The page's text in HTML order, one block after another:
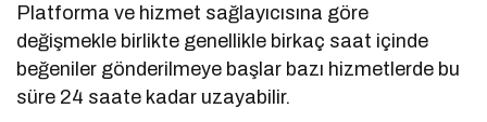
Platforma ve hizmet sağlayıcısına göre
değişmekle birlikte genellikle birkaç saat içinde
beğeniler gönderilmeye başlar bazı hizmetlerde bu
süre 24 saate kadar uzayabilir.